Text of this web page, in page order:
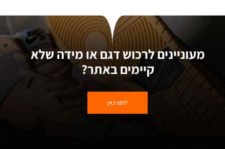
מעוניינים לרכוש דגם או מידה שלא
קיימים באתר?
לחצו כאן